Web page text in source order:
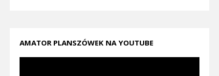
AMATOR PLANSZÓWEK NA YOUTUBE